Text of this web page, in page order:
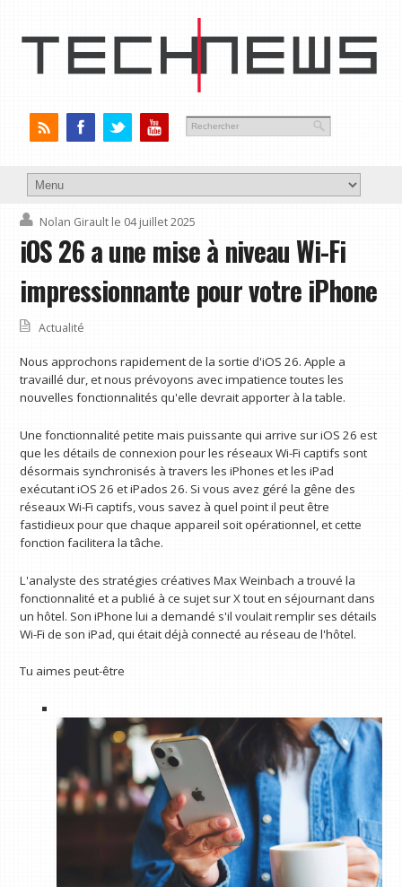
Nolan Girault le 04 juillet 2025
iOS 26 a une mise à niveau Wi-Fi
impressionnante pour votre iPhone
Actualité
Nous approchons rapidement de la sortie d'iOS 26. Apple a
travaillé dur, et nous prévoyons avec impatience toutes les
nouvelles fonctionnalités qu'elle devrait apporter à la table.
Une fonctionnalité petite mais puissante qui arrive sur iOS 26 est
que les détails de connexion pour les réseaux Wi-Fi captifs sont
désormais synchronisés à travers les iPhones et les iPad
exécutant iOS 26 et iPados 26. Si vous avez géré la gêne des
réseaux Wi-Fi captifs, vous savez à quel point il peut être
fastidieux pour que chaque appareil soit opérationnel, et cette
fonction facilitera la tâche.
L'analyste des stratégies créatives Max Weinbach a trouvé la
fonctionnalité et a publié à ce sujet sur X tout en séjournant dans
un hôtel. Son iPhone lui a demandé s'il voulait remplir ses détails
Wi-Fi de son iPad, qui était déjà connecté au réseau de l'hôtel.
Tu aimes peut-être